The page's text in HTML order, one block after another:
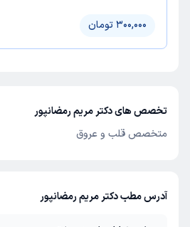
300,000 تومان
تخصص های دکتر مریم رمضانپور
متخصص قلب و عروق
آدرس مطب دکتر مریم رمضانپور